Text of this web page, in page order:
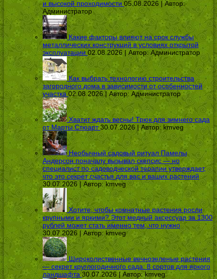
и высокой проходимости 05.08.2026 | Автор:
Администратор
Какие факторы влияют на срок службы
металлических конструкций в условиях открытой
эксплуатации 02.08.2026 | Автор:Администратор
Как выбрать технологию строительства
загородного дома в зависимости от особенностей
участка 02.08.2026 | Автор:Администратор
Хватит ждать весны! Трюк для зимнего сада
от Марты Стюарт 30.07.2026 | Автор:kmveg
Необычный садовый ритуал Памелы
Андерсон поначалу вызывал скепсис — но
специалист по садоводческой терапии утверждает,
что это секрет счастья для вас и ваших растений
30.07.2026 | Автор: kmveg
Хотите, чтобы комнатные растения росли
крупными и яркими? Этот медный аксессуар за 1300
рублей может стать именно тем, что нужно
30.07.2026 | Автор:kmveg
Широколиственные вечнозеленые растения
— секрет круглогодичного сада: 8 сортов для яркого
ландшафта 30.07.2026 | Автор:kmveg